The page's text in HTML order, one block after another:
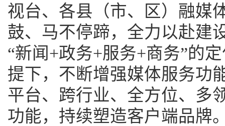
视台、各县（市、区）融媒
鼓、马不停蹄，全力以赴建
“新闻+政务+服务+商务”的
提下，不断增强媒体服务功
平台、跨行业、全方位、多
功能，持续塑造客户端品牌